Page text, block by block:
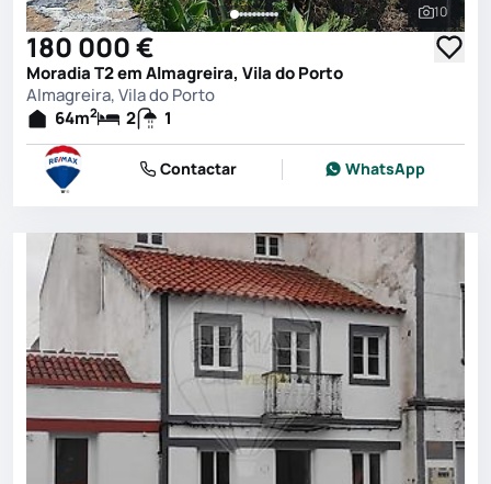
Ver
10
180 000 €
Moradia T2 em Almagreira, Vila do Porto
Almagreira, Vila do Porto
64m2 2 1
Contactar WhatsApp